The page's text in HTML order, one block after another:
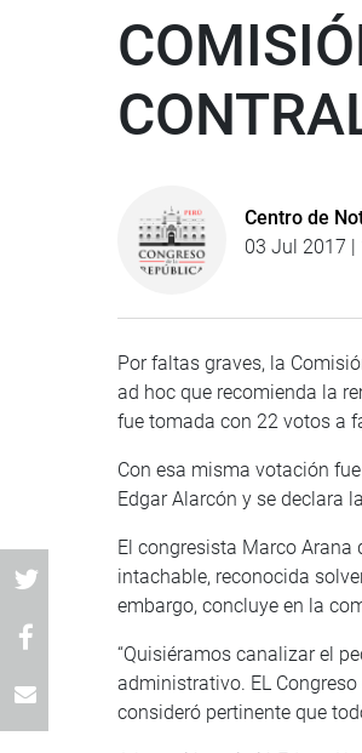
Centro de
03 Jul 2017 |
Por faltas graves, la
ad hoc que recomienda la
fue tomada con 22 votos a
Con esa misma votación
Edgar Alarcón y se declara
El congresista Marco
intachable, reconocida
embargo, concluye en la
“Quisiéramos canalizar el
administrativo. EL
consideró pertinente que